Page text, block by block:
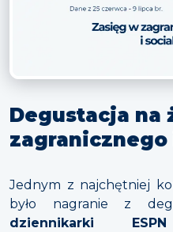
Degustacja na
Jednym z najchętniej
było nagranie z
dziennikarki